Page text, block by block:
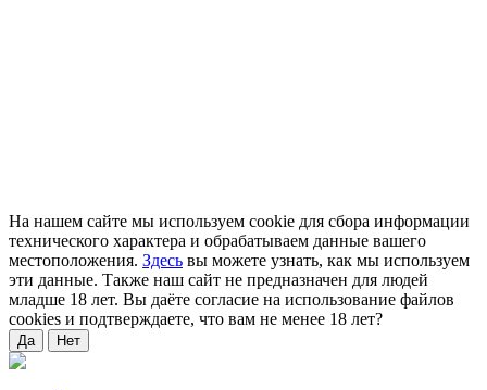
На нашем сайте мы используем cookie для сбора информации
технического характера и обрабатываем данные вашего
местоположения. Здесь вы можете узнать, как мы используем
эти данные. Также наш сайт не предназначен для людей
младше 18 лет. Вы даёте согласие на использование файлов
cookies и подтверждаете, что вам не менее 18 лет?
Да Нет